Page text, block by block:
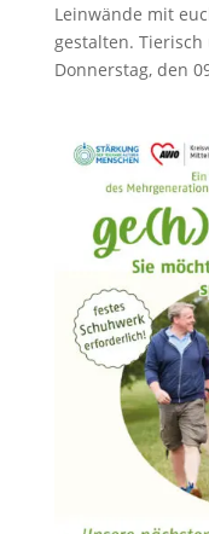
Leinwände mit
gestalten.
Donnerstag, den